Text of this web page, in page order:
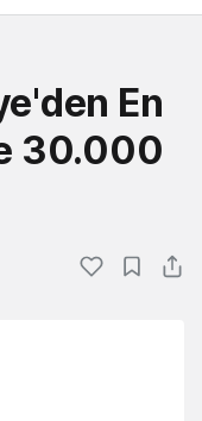
En
30.000